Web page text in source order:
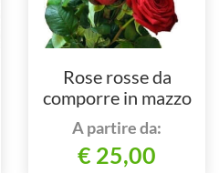
Rose rosse da
comporre in mazzo
per numero di steli.
A partire da:
€ 25,00